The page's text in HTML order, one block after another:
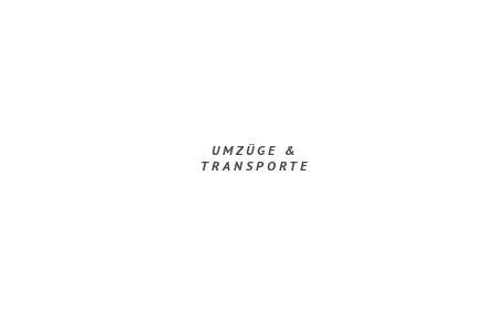
UMZÜGE &
TRANSPORTE